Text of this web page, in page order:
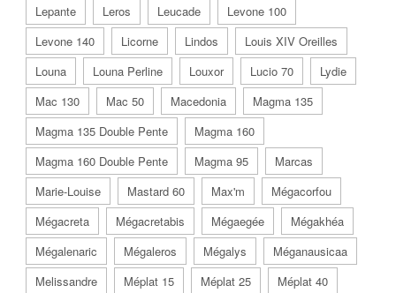
Lepante
Leros Leucade
Levone 100
Levone 140
Licorne Lindos
Louis XIV Oreilles
Louna
Louna Perline Louxor Lucio 70
Lydie
Mac 130
Mac 50 Macedonia
Magma 135
Magma 135 Double Pente
Magma 160
Magma 160 Double Pente
Magma 95
Marcas
Marie-Louise
Mastard 60 Max'm
Mégacorfou
Mégacreta
Mégacretabis Mégaegée
Mégakhéa
Mégalenaric
Mégaleros Mégalys
Méganausicaa
Melissandre
Méplat 15 Méplat 25
Méplat 40